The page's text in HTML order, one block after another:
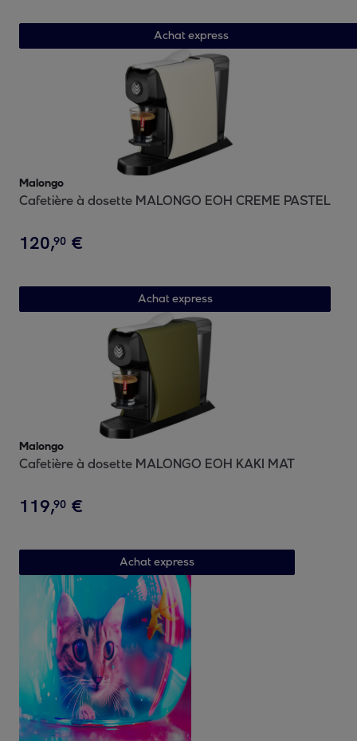
Achat express
Malongo
Cafetière à dosette MALONGO EOH CREME PASTEL
120,90 €
Achat express
Malongo
Cafetière à dosette MALONGO EOH KAKI MAT
119,90 €
Achat express